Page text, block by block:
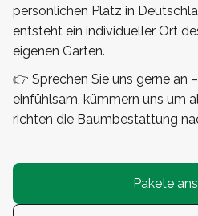
persönlichen Platz in
entsteht ein individueller Ort
eigenen Garten.
👉 Sprechen Sie uns gerne an
einfühlsam, kümmern uns um
richten die Baumbestattung
Pakete